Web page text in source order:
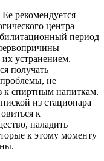
рекомендуется
центра
период
их устранением.
получать
не
к спиртным напиткам.
из стационара
к
наладить
к этому моменту